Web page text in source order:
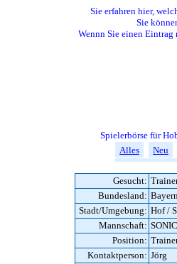
Sie erfahren hier,
Sie
Wennn Sie einen
Spielerbörse für
Alles
Neu
Gesucht:
Bundesland:
Stadt/Umgebung: Hof /
Mannschaft:
Position:
Kontaktperson: Jörg